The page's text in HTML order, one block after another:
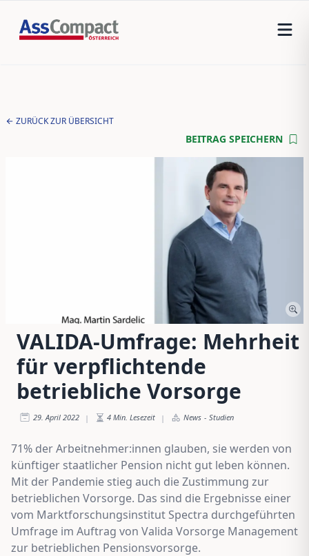
ZURÜCK ZUR ÜBERSICHT
BEITRAG SPEICHERN
VALIDA-Umfrage: Mehrheit
für verpflichtende
betriebliche Vorsorge
29. April 2022 | 4 Min. Lesezeit | News - Studien
71% der Arbeitnehmer:innen glauben, sie werden von
künftiger staatlicher Pension nicht gut leben können.
Mit der Pandemie stieg auch die Zustimmung zur
betrieblichen Vorsorge. Das sind die Ergebnisse einer
vom Marktforschungsinstitut Spectra durchgeführten
Umfrage im Auftrag von Valida Vorsorge Management
zur betrieblichen Pensionsvorsorge.